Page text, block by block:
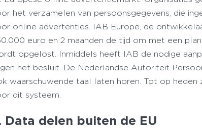
het verzamelen van persoonsgegevens, die
online advertenties. IAB Europe, de
euro en 2 maanden de tijd om met een
opgelost. Inmiddels heeft IAB de nodige
het besluit. De Nederlandse Autoriteit
waarschuwende taal laten horen. Tot op
dit systeem.
Data delen buiten de EU